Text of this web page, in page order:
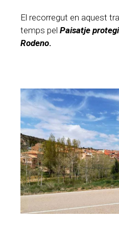
El recorregut en aquest
temps pel Paisatje
Rodeno.